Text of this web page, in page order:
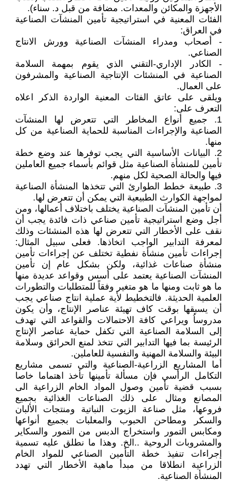
الأجهزة والمكائن والمعدات. مضافة من قبل د. سناء).
الفئات المعنية في استراتيجية تأمين المنشآت الصناعية
في العراق:
- أصحاب ومدراء المنشآت الصناعية وورش الانتاج
الصناعي.
- الكادر الإداري-التقني الذي يقوم بمهمة السلامة
الصناعية في المنشئات الإنتاجية الصناعية والمشرفون
على العمال.
ويلقى على عاتق الفئات المعنية الواردة الذكر اعلاه
التعرف على:
1. جميع أنواع المخاطر التي تتعرض لها المنشآت
الصناعية والإجراءات المناسبة للحماية الصناعية من كل
منها.
2. البيانات الأساسية التي يجب توفرها عند وضع خطة
تأمين للمنشأة الصناعية مثل قوائم بأسماء جميع العاملين
فيها والحالة الصحية لكل منهم.
3. طبيعة خطط الطوارئ التي تتخذها المنشأة الصناعية
لمواجهة الكوارث الطبيعية التي يمكن أن تتعرض لها.
أن تأمين المنشآت الصناعية يختلف باختلاف أعمالها، ومن
أجل وضع استراتيجية تأمين صناعي ذات فائدة يجب أن
نقف على الأخطار التي تتعرض لها هذه المنشئات وذلك
لمعرفة التدابير الواجب اتخاذها. فعلى سبيل المثال:
إجراءات تأمين منشأة نفطية تختلف عن إجراءات تأمين
منشأة صناعات غذائية، ولكن بشكل عام إن تأمين
المنشآت الصناعية يعتمد على أسس وقواعد عديدة منها
ما هو ثابت ومنها ما هو متغير وفقاً للمتطلبات والتطورات
العلمية الحديثة. فالتخطيط لأية عملية انتاج صناعي يجب
أن يسبقها بوقت كاف تهيئة عناصر الإنتاج، وأن يكون
مدروساُ ويراعي كافة الاحتمالات والقواعد التي تهدف
إلى السلامة الصناعية التي تكفل حماية عناصر الإنتاج
الرئيسة بما فيها التدابير التي تتخذ لمنع الحرائق وسلامة
البيئة والسلامة المهنية والنفسية للعاملين.
أما المشاريع الزراعية-الصناعية والتي تسمى مشاريع
التكامل الرأسي فإن مسألة تأمينها تأخذ اهتماما خاصا
بسبب قضية تأمين وصول المواد الخام الزراعية الى
المصانع ومثال على ذلك الصناعات الغذائية بجميع
فروعها، مثل صناعة الزيوت النباتية ومنتجات الألبان
والسكر ومطاحن الحبوب والمعلبات بجميع أنواعها
ومكابس التمور واستخراج الدبس من التمور والسكاير
والمشروبات الروحية ..الخ. وهذا ما نطلق عليه تسمية
إجراءات تنفيذ خطة التأمين الصناعي للمواد الخام
الزراعية انطلاقا من مبدأ ماهية الأخطار التي تهدد
المنشأة الصناعية.